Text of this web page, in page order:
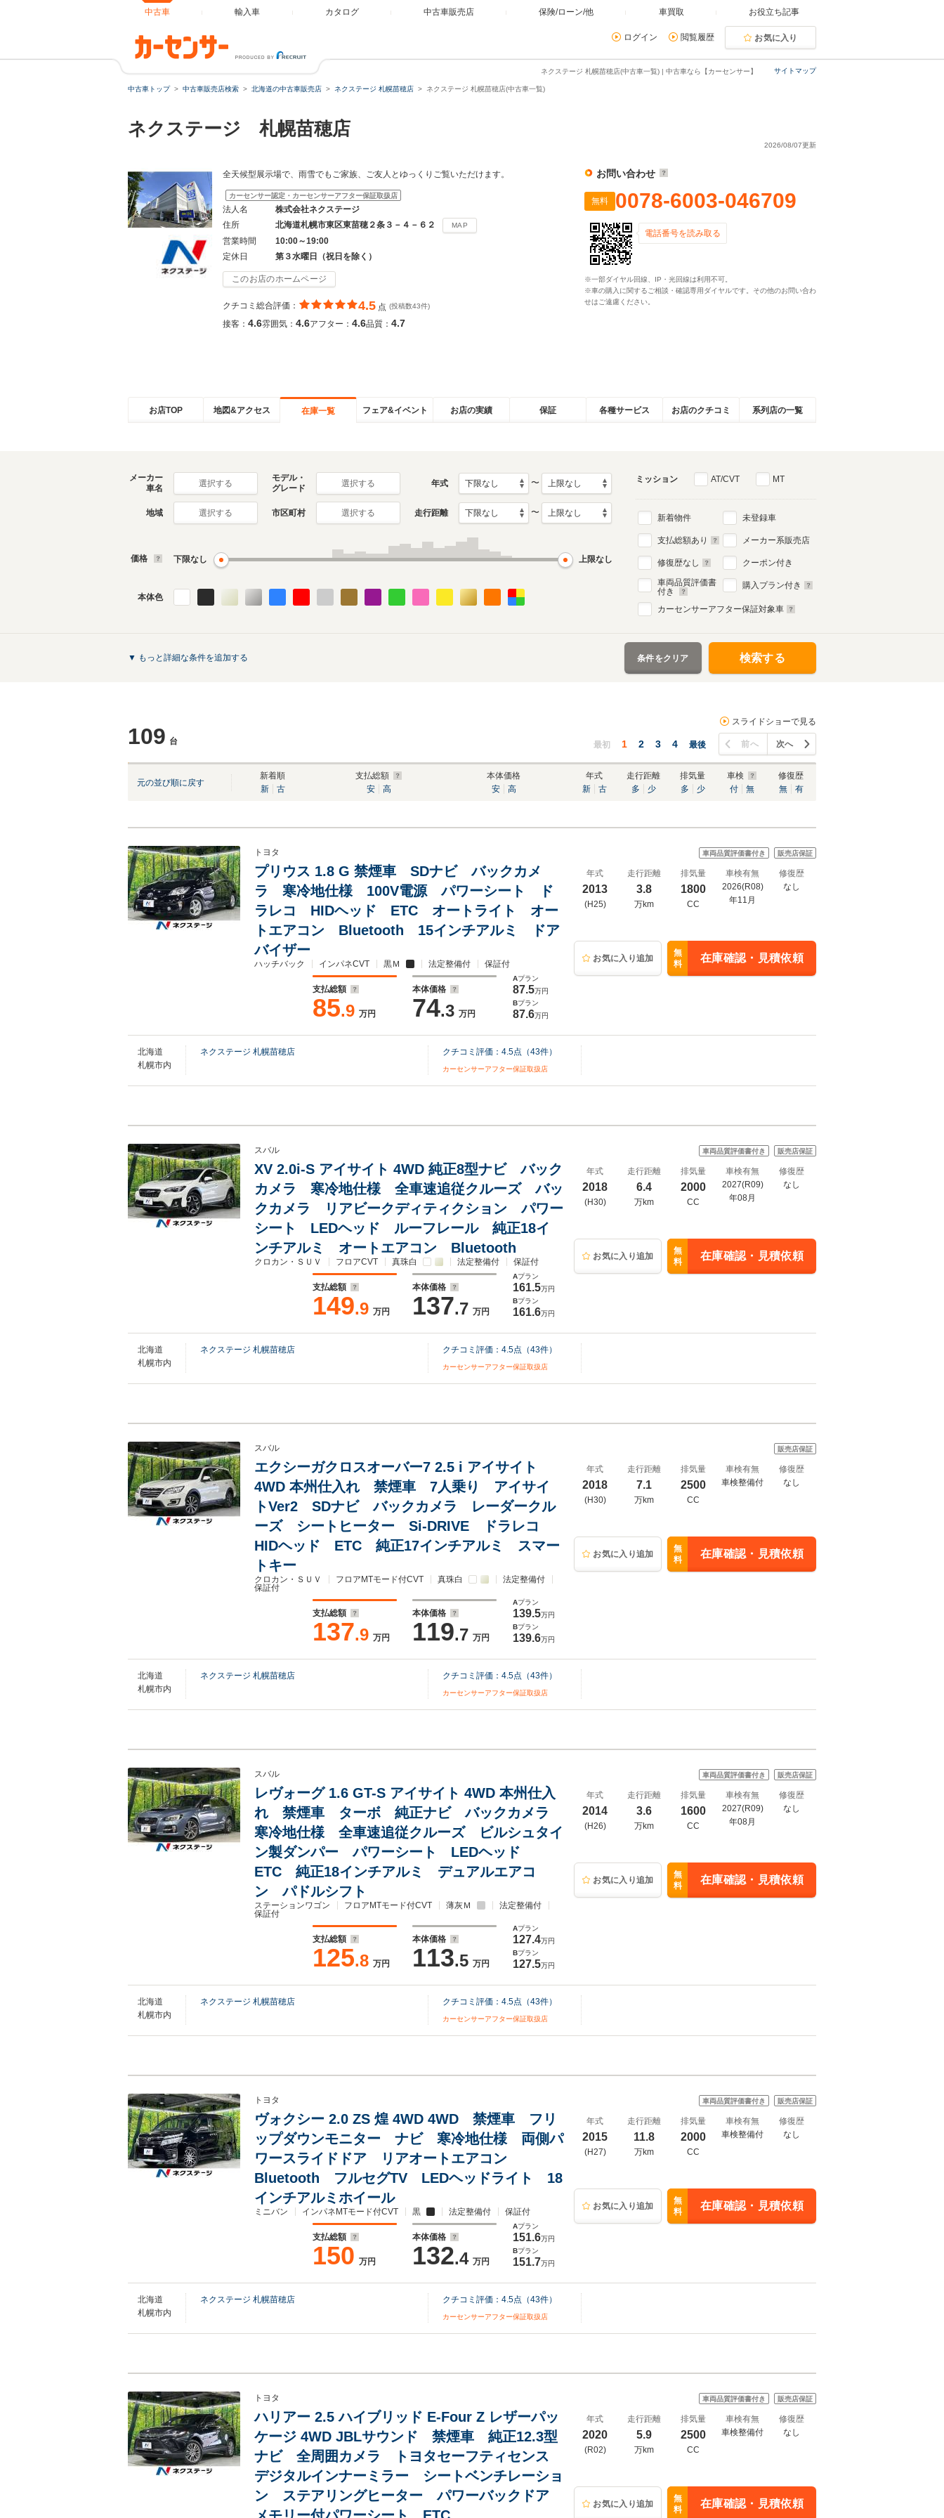
中古車 輸入車 カタログ 中古車販売店 保険/ローン/他 車買取 お役立ち記事
ログイン 閲覧履歴 お気に入り
サイトマップ
ネクステージ 札幌苗穂店(中古車一覧) | 中古車なら【カーセンサー】
中古車トップ 中古車販売店検索 北海道の中古車販売店 ネクステージ 札幌苗穂店 ネクステージ 札幌苗穂店(中古車一覧)
ネクステージ 札幌苗穂店
2026/08/07更新
全天候型展示場で、雨雪でもご家族、ご友人とゆっくりご覧いただけます。
カーセンサー認定・カーセンサーアフター保証取扱店
法人名
株式会社ネクステージ
住所
北海道札幌市東区東苗穂２条３－４－６２ MAP
営業時間
10:00～19:00
定休日
第３水曜日（祝日を除く）
このお店のホームページ
クチコミ総合評価： 4.5 点 (投稿数43件)
接客： 4.6雰囲気： 4.6アフター： 4.6品質： 4.7
お問い合わせ
無料 0078-6003-046709
電話番号を読み取る
※一部ダイヤル回線、IP・光回線は利用不可。
※車の購入に関するご相談・確認専用ダイヤルです。その他のお問い合わ
せはご遠慮ください。
お店TOP 地図&アクセス 在庫一覧 フェア&イベント お店の実績 保証 各種サービス お店のクチコミ 系列店の一覧
メーカー
車名
選択する
モデル・
グレード
選択する 年式 〜
地域 選択する 市区町村 選択する 走行距離 〜
価格 下限なし 上限なし
本体色
ミッション AT/CVT MT
新着物件
支払総額あり
修復歴なし
車両品質評価書
付き
未登録車
メーカー系販売店
クーポン付き
購入プラン付き
カーセンサーアフター保証対象車
▼ もっと詳細な条件を追加する 条件をクリア 検索する
109 台
スライドショーで見る
最初 1 2 3 4 最後 前へ 次へ
元の並び順に戻す
新着順
新
古
支払総額
安
高
本体価格
安
高
年式
新
古
走行距離
多
少
排気量
多
少
車検
付
無
修復歴
無
有
トヨタ
プリウス 1.8 G 禁煙車 SDナビ バックカメ
ラ 寒冷地仕様 100V電源 パワーシート ド
ラレコ HIDヘッド ETC オートライト オー
トエアコン Bluetooth 15インチアルミ ドア
バイザー
ハッチバック インパネCVT 黒Ｍ 法定整備付 保証付
支払総額
85.9 万円
本体価格
74.3 万円
Aプラン
87.5万円
Bプラン
87.6万円
車両品質評価書付き 販売店保証
年式
2013
(H25)
走行距離
3.8
万km
排気量
1800
CC
車検有無
2026(R08)
年11月
修復歴
なし
お気に入り追加
無
料
在庫確認・見積依頼
北海道
札幌市内
ネクステージ 札幌苗穂店 クチコミ評価： 4.5点（43件）
カーセンサーアフター保証取扱店
スバル
XV 2.0i-S アイサイト 4WD 純正8型ナビ バック
カメラ 寒冷地仕様 全車速追従クルーズ バッ
クカメラ リアビークディティクション パワー
シート LEDヘッド ルーフレール 純正18イ
ンチアルミ オートエアコン Bluetooth
クロカン・ＳＵＶ フロアCVT 真珠白 法定整備付 保証付
支払総額
149.9 万円
本体価格
137.7 万円
Aプラン
161.5万円
Bプラン
161.6万円
車両品質評価書付き 販売店保証
年式
2018
(H30)
走行距離
6.4
万km
排気量
2000
CC
車検有無
2027(R09)
年08月
修復歴
なし
お気に入り追加
無
料
在庫確認・見積依頼
北海道
札幌市内
ネクステージ 札幌苗穂店 クチコミ評価： 4.5点（43件）
カーセンサーアフター保証取扱店
スバル
エクシーガクロスオーバー7 2.5 i アイサイト
4WD 本州仕入れ 禁煙車 7人乗り アイサイ
トVer2 SDナビ バックカメラ レーダークル
ーズ シートヒーター Si-DRIVE ドラレコ
HIDヘッド ETC 純正17インチアルミ スマー
トキー
クロカン・ＳＵＶ フロアMTモード付CVT 真珠白
法定整備付
保証付
支払総額
137.9 万円
本体価格
119.7 万円
Aプラン
139.5万円
Bプラン
139.6万円
販売店保証
年式
2018
(H30)
走行距離
7.1
万km
排気量
2500
CC
車検有無
車検整備付
修復歴
なし
お気に入り追加
無
料
在庫確認・見積依頼
北海道
札幌市内
ネクステージ 札幌苗穂店 クチコミ評価： 4.5点（43件）
カーセンサーアフター保証取扱店
スバル
レヴォーグ 1.6 GT-S アイサイト 4WD 本州仕入
れ 禁煙車 ターボ 純正ナビ バックカメラ
寒冷地仕様 全車速追従クルーズ ビルシュタイ
ン製ダンパー パワーシート LEDヘッド
ETC 純正18インチアルミ デュアルエアコ
ン パドルシフト
ステーションワゴン フロアMTモード付CVT 薄灰Ｍ
法定整備付
保証付
支払総額
125.8 万円
本体価格
113.5 万円
Aプラン
127.4万円
Bプラン
127.5万円
車両品質評価書付き 販売店保証
年式
2014
(H26)
走行距離
3.6
万km
排気量
1600
CC
車検有無
2027(R09)
年08月
修復歴
なし
お気に入り追加
無
料
在庫確認・見積依頼
北海道
札幌市内
ネクステージ 札幌苗穂店 クチコミ評価： 4.5点（43件）
カーセンサーアフター保証取扱店
トヨタ
ヴォクシー 2.0 ZS 煌 4WD 4WD 禁煙車 フリ
ップダウンモニター ナビ 寒冷地仕様 両側パ
ワースライドドア リアオートエアコン
Bluetooth フルセグTV LEDヘッドライト 18
インチアルミホイール
ミニバン インパネMTモード付CVT 黒 法定整備付 保証付
支払総額
150 万円
本体価格
132.4 万円
Aプラン
151.6万円
Bプラン
151.7万円
車両品質評価書付き 販売店保証
年式
2015
(H27)
走行距離
11.8
万km
排気量
2000
CC
車検有無
車検整備付
修復歴
なし
お気に入り追加
無
料
在庫確認・見積依頼
北海道
札幌市内
ネクステージ 札幌苗穂店 クチコミ評価： 4.5点（43件）
カーセンサーアフター保証取扱店
トヨタ
ハリアー 2.5 ハイブリッド E-Four Z レザーパッ
ケージ 4WD JBLサウンド 禁煙車 純正12.3型
ナビ 全周囲カメラ トヨタセーフティセンス
デジタルインナーミラー シートベンチレーショ
ン ステアリングヒーター パワーバックドア
車両品質評価書付き 販売店保証
年式
2020
(R02)
走行距離
5.9
万km
排気量
2500
CC
車検有無
車検整備付
修復歴
なし
お気に入り追加
無
料
在庫確認・見積依頼